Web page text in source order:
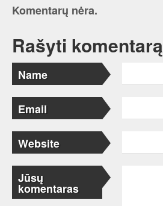
Komentarų nėra.
Rašyti komentarą
Name
Email
Website
Jūsų
komentaras